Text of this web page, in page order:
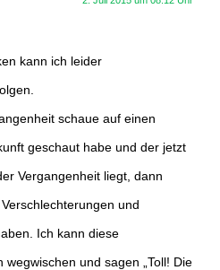
kann ich leider
schaue auf einen
geschaut habe und der jetzt
Vergangenheit liegt, dann
und
Ich kann diese
und sagen „Toll! Die